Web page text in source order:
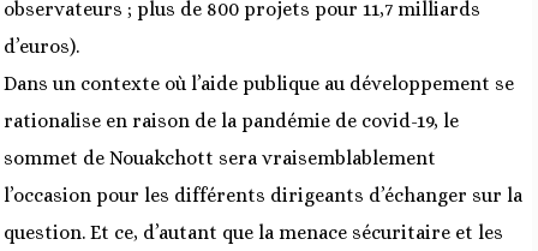
observateurs ; plus de 800 projets pour 11,7 milliards
d’euros).
Dans un contexte où l’aide publique au développement se
rationalise en raison de la pandémie de covid-19, le
sommet de Nouakchott sera vraisemblablement
l’occasion pour les différents dirigeants d’échanger sur la
question. Et ce, d’autant que la menace sécuritaire et les